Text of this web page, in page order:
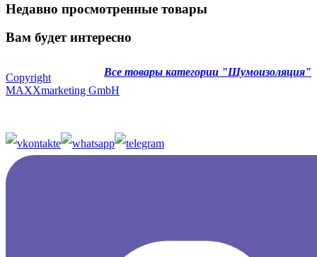
Недавно просмотренные товары
Вам будет интересно
Все товары категории "Шумоизоляция"
Copyright
MAXXmarketing GmbH